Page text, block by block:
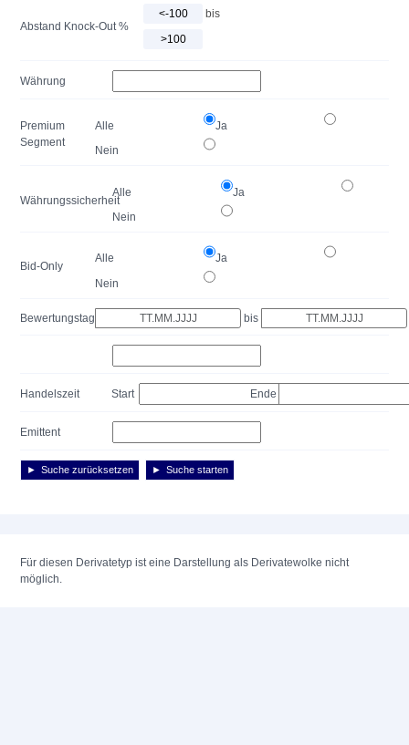
Abstand Knock-Out %
bis
Währung
Premium
Segment
Alle
Ja
Nein
Währungssicherheit
Alle
Ja
Nein
Bid-Only
Alle
Ja
Nein
Bewertungstag bis
Handelszeit Start Ende
Emittent
Suche zurücksetzen Suche starten
Für diesen Derivatetyp ist eine Darstellung als Derivatewolke nicht
möglich.